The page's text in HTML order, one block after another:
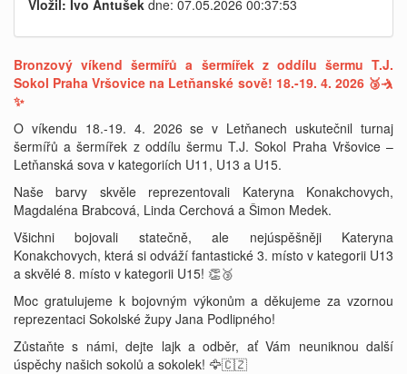
Vložil: Ivo Antušek dne: 07.05.2026 00:37:53
Bronzový víkend šermířů a šermířek z oddílu šermu T.J.
Sokol Praha Vršovice na Letňanské sově! 18.-19. 4. 2026 🥉🤺
✨
O víkendu 18.-19. 4. 2026 se v Letňanech uskutečnil turnaj
šermířů a šermířek z oddílu šermu T.J. Sokol Praha Vršovice –
Letňanská sova v kategoriích U11, U13 a U15.
Naše barvy skvěle reprezentovali Kateryna Konakchovych,
Magdaléna Brabcová, Linda Cerchová a Šimon Medek.
Všichni bojovali statečně, ale nejúspěšněji Kateryna
Konakchovych, která si odváží fantastické 3. místo v kategorii U13
a skvělé 8. místo v kategorii U15! 👏🥉
Moc gratulujeme k bojovným výkonům a děkujeme za vzornou
reprezentaci Sokolské župy Jana Podlipného!
Zůstaňte s námi, dejte lajk a odběr, ať Vám neuniknou další
úspěchy našich sokolů a sokolek! 🦅🇨🇿